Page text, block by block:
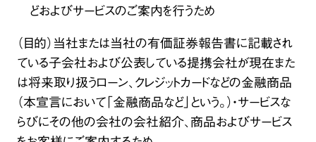
どおよびサービスのご案内を行うため
（目的）当社または当社の有価証券報告書に記載され
ている子会社および公表している提携会社が現在また
は将来取り扱うローン、クレジットカードなどの金融商品
（本宣言において「金融商品など」という。）・サービスな
らびにその他の会社の会社紹介、商品およびサービス